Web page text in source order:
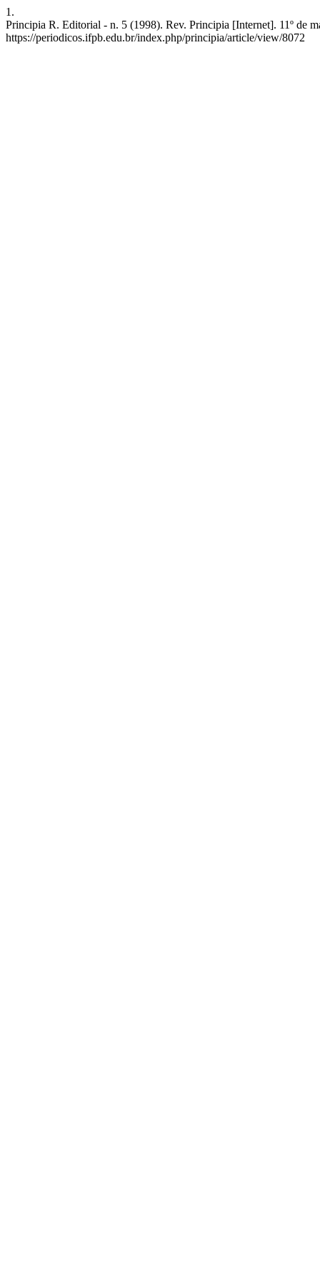
1.
Principia R. Editorial - n. 5 (1998). Rev. Principia [Internet]. 11º de
https://periodicos.ifpb.edu.br/index.php/principia/article/view/8072